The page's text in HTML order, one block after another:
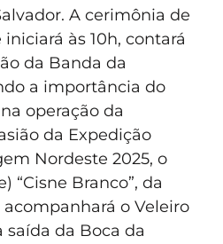
A cerimônia de
às 10h, contará
da Banda da
a importância do
operação da
da Expedição
Nordeste 2025, o
“Cisne Branco”, da
o Veleiro
saída da Boca da